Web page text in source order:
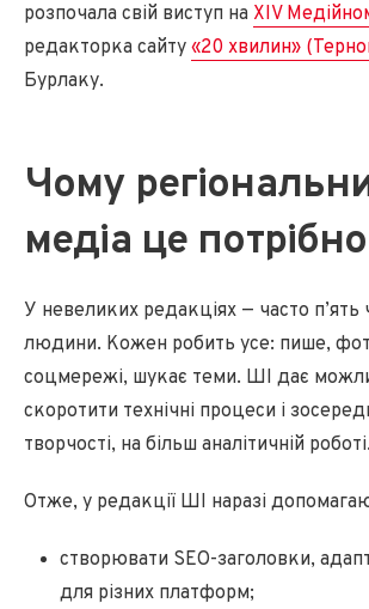
розпочала свій виступ на XIV
редакторка сайту «20 хвилин»
Бурлаку.
Чому
медіа це потрібно
У невеликих редакціях — часто п’ять
людини. Кожен робить усе: пише,
соцмережі, шукає теми. ШІ дає
скоротити технічні процеси і
творчості, на більш аналітичній роботі.
Отже, у редакції ШІ наразі
створювати SEO-заголовки,
для різних платформ;